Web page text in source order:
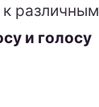
различным
и голосу